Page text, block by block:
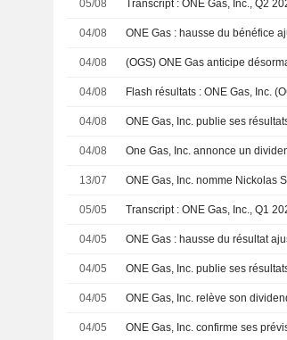
05/08 Transcript : ONE Gas, Inc., Q2
04/08
04/08
04/08
04/08
04/08 One Gas, Inc. annonce un
13/07
05/05 Transcript : ONE Gas, Inc., Q1
04/05 ONE Gas : hausse du résultat
04/05 ONE Gas, Inc. publie ses
04/05 ONE Gas, Inc. relève son
04/05 ONE Gas, Inc. confirme ses